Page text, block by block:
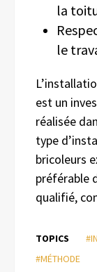
la
le
est un
réalisée
type
bricoleurs
préférable
qualifié,
TOPICS
#MÉTHODE